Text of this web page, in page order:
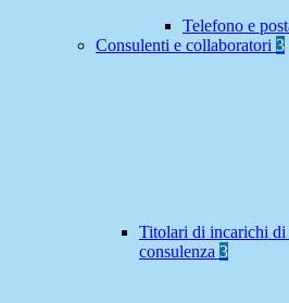
Telefono e
Consulenti e collaboratori 3
Titolari di incarichi di
consulenza 3